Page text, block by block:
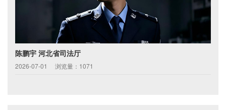
陈鹏宇 河北省司法厅
2026-07-01 浏览量：1071